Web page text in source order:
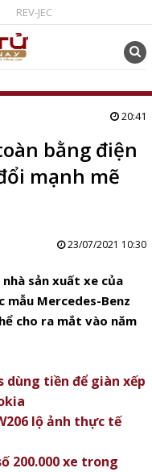
REV-JEC
20:41
bằng điện
mạnh mẽ
23/07/2021 10:30
sản xuất xe của
mẫu Mercedes-Benz
cho ra mắt vào năm
dùng tiền để giàn xếp
lộ ảnh thực tế
200.000 xe trong